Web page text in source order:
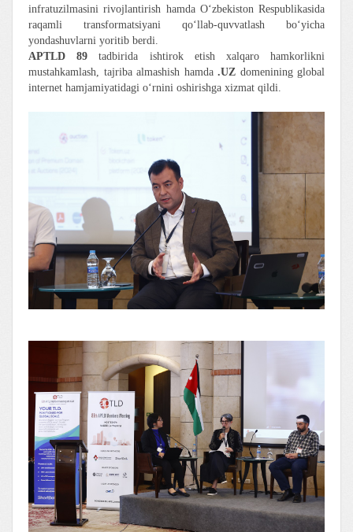
infratuzilmasini rivojlantirish hamda O‘zbekiston Respublikasida
raqamli transformatsiyani qo‘llab-quvvatlash bo‘yicha
yondashuvlarni yoritib berdi.
APTLD 89 tadbirida ishtirok etish xalqaro hamkorlikni
mustahkamlash, tajriba almashish hamda .UZ domenining global
internet hamjamiyatidagi o‘rnini oshirishga xizmat qildi.